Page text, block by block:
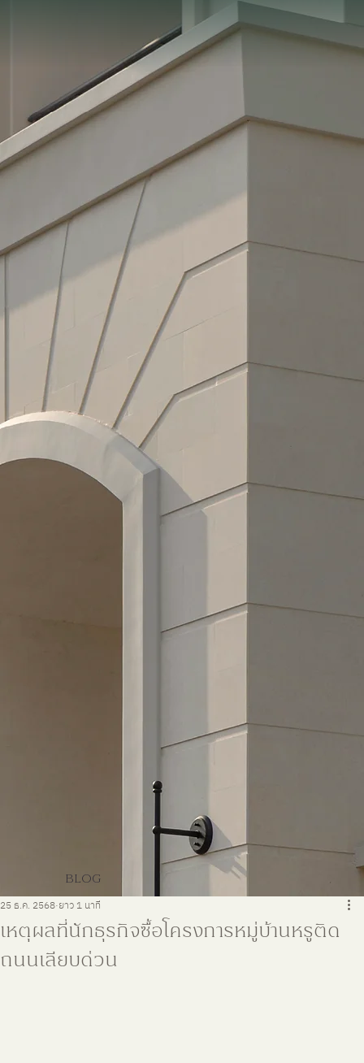
BLOG
เหตุผลที่นักธุรกิจซื้อโครงการหมู่บ้านหรูติด
ถนนเลียบด่วน
25 ธ.ค. 2568 ยาว 1 นาที